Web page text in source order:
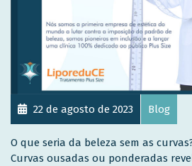
22 de agosto de 2023 Blog
O que seria da beleza sem as
Curvas ousadas ou ponderadas